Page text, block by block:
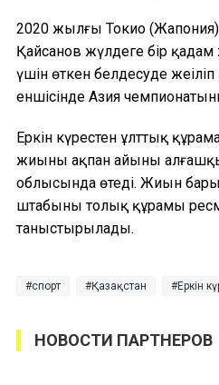
2020 жылғы Токио
Қайсанов жүлдеге бір
үшін өткен белдесуде
еншісінде Азия
Еркін күрестен ұлттық
жиыны ақпан айының
облысында өтеді. Жиын
штабының толық құрамы
таныстырылады.
спорт Қазақстан Еркін
НОВОСТИ ПАРТНЕРОВ